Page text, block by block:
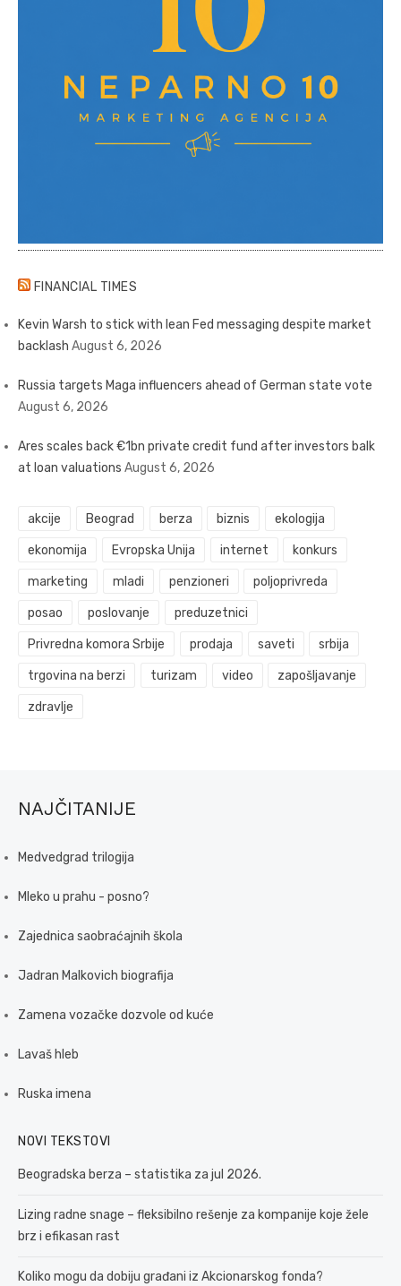
FINANCIAL TIMES
Kevin Warsh to stick with lean Fed messaging despite market
backlash August 6, 2026
Russia targets Maga influencers ahead of German state vote
August 6, 2026
Ares scales back €1bn private credit fund after investors balk
at loan valuations August 6, 2026
akcije Beograd berza biznis ekologija
ekonomija Evropska Unija internet konkurs
marketing mladi penzioneri poljoprivreda
posao poslovanje preduzetnici
Privredna komora Srbije prodaja saveti srbija
trgovina na berzi turizam video zapošljavanje
zdravlje
NAJČITANIJE
Medvedgrad trilogija
Mleko u prahu - posno?
Zajednica saobraćajnih škola
Jadran Malkovich biografija
Zamena vozačke dozvole od kuće
Lavaš hleb
Ruska imena
NOVI TEKSTOVI
Beogradska berza – statistika za jul 2026.
Lizing radne snage – fleksibilno rešenje za kompanije koje žele
brz i efikasan rast
Koliko mogu da dobiju građani iz Akcionarskog fonda?